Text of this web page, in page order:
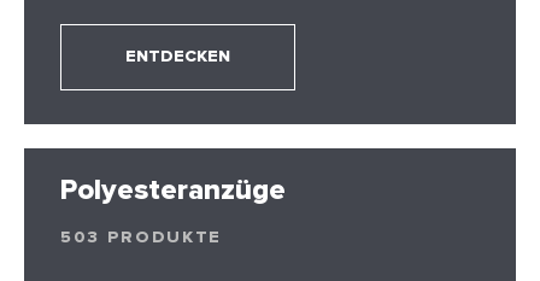
ENTDECKEN
Polyesteranzüge
503 PRODUKTE